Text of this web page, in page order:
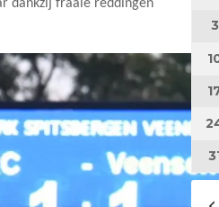
dankzij fraaie reddingen
3